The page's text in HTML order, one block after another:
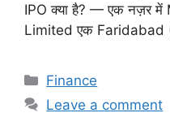
IPO क्या है? — एक नज़र
Limited एक Faridabad
C
a
Finance
Leave a comment